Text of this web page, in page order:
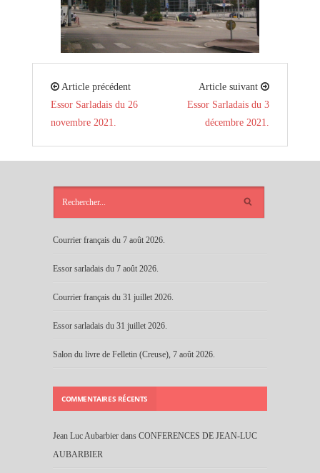
Article précédent
Essor Sarladais du 26
novembre 2021.
Article suivant
Essor Sarladais du 3
décembre 2021.
Courrier français du 7 août 2026.
Essor sarladais du 7 août 2026.
Courrier français du 31 juillet 2026.
Essor sarladais du 31 juillet 2026.
Salon du livre de Felletin (Creuse), 7 août 2026.
COMMENTAIRES RÉCENTS
Jean Luc Aubarbier dans CONFERENCES DE JEAN-LUC
AUBARBIER